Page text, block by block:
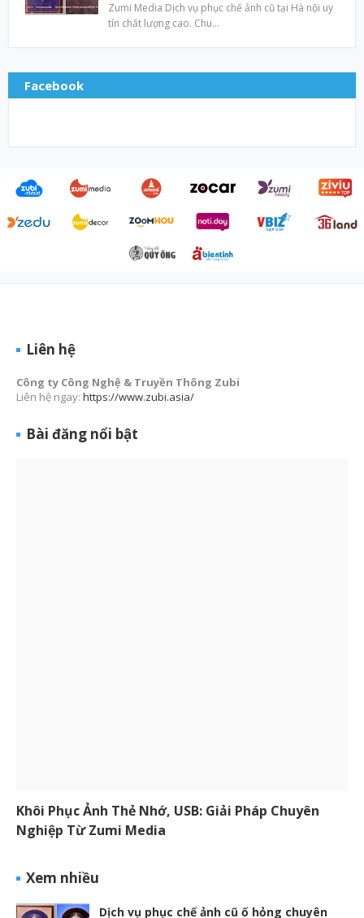
Zumi Media Dịch vụ phục chế ảnh cũ tại Hà nội uy
tín chất lượng cao. Chu…
Facebook
Liên hệ
Công ty Công Nghệ & Truyền Thông Zubi
Liên hệ ngay: https://www.zubi.asia/
Bài đăng nổi bật
Khôi Phục Ảnh Thẻ Nhớ, USB: Giải Pháp Chuyên
Nghiệp Từ Zumi Media
Xem nhiều
Dịch vụ phục chế ảnh cũ ố hỏng chuyên